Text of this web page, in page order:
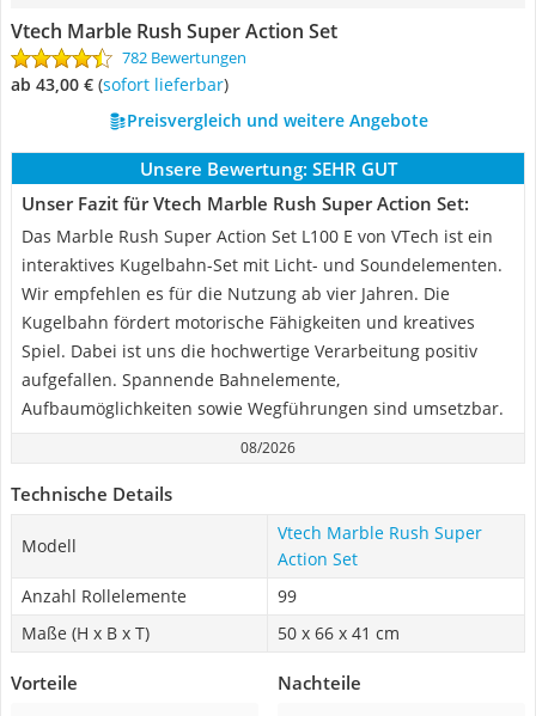
Vtech Marble Rush Super Action Set
782 Bewertungen
ab 43,00 € ( Sofort lieferbar)
Preisvergleich und weitere Angebote
Unsere Bewertung: SEHR GUT
Unser Fazit für Vtech Marble Rush Super Action Set:
Das Marble Rush Super Action Set L100 E von VTech ist ein
interaktives Kugelbahn-Set mit Licht- und Soundelementen.
Wir empfehlen es für die Nutzung ab vier Jahren. Die
Kugelbahn fördert motorische Fähigkeiten und kreatives
Spiel. Dabei ist uns die hochwertige Verarbeitung positiv
aufgefallen. Spannende Bahnelemente,
Aufbaumöglichkeiten sowie Wegführungen sind umsetzbar.
08/2026
Technische Details
Modell
Vtech Marble Rush Super
Action Set
Anzahl Rollelemente
99
Maße (H x B x T)
‎50 x 66 x 41 cm
Vorteile Nachteile